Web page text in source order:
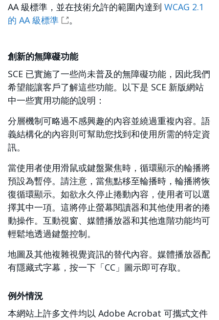
AA 級標準，並在技術允許的範圍內達到 WCAG 2.1
的 AA 級標準
。
創新的無障礙功能
SCE 已實施了一些尚未普及的無障礙功能，因此我們
希望能讓客戶了解這些功能。以下是 SCE 新版網站
中一些實用功能的說明：
分層機制可略過不感興趣的內容並繞過重複內容。語
義結構化的內容則可幫助您找到和使用所需的特定資
訊。
當使用者使用滑鼠或鍵盤聚焦時，循環顯示的輪播將
預設為暫停。請注意，當焦點移至輪播時，輪播將恢
復循環顯示。如欲永久停止捲動內容，使用者可以選
擇其中一項。這將停止螢幕閱讀器和其他使用者的捲
動操作。互動視窗、媒體播放器和其他進階功能均可
輕鬆地透過鍵盤控制。
地圖及其他複雜視覺資訊的替代內容。媒體播放器配
有隱藏式字幕，按一下「CC」圖示即可存取。
例外情況
本網站上許多文件均以 Adobe Acrobat 可攜式文件